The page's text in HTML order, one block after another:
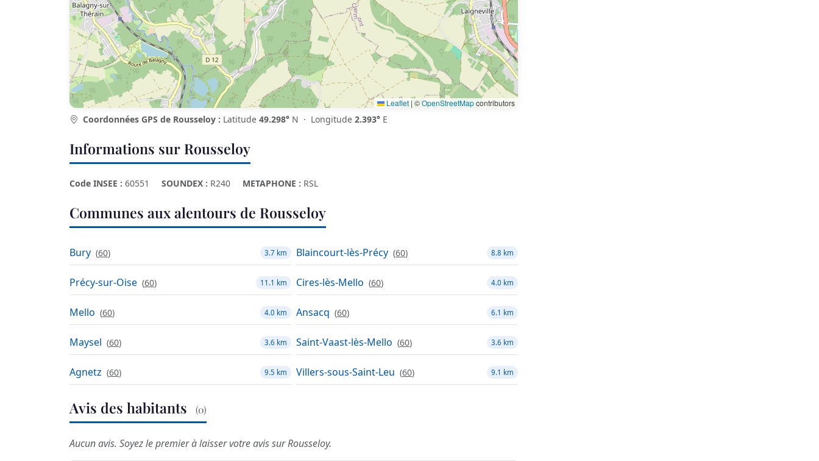
Leaflet | ©OpenStreetMapcontributors
Coordonnées GPS de Rousseloy : Latitude 49.298° N · Longitude 2.393° E
Informations sur Rousseloy
Code INSEE : 60551 SOUNDEX : R240 METAPHONE : RSL
Communes aux alentours de Rousseloy
Bury (60) 3.7 km Blaincourt-lès-Précy (60) 8.8 km
Précy-sur-Oise (60) 11.1 km Cires-lès-Mello (60) 4.0 km
Mello (60) 4.0 km Ansacq (60) 6.1 km
Maysel (60) 3.6 km Saint-Vaast-lès-Mello (60) 3.6 km
Agnetz (60) 9.5 km Villers-sous-Saint-Leu (60) 9.1 km
Avis des habitants (0)
Aucun avis. Soyez le premier à laisser votre avis sur Rousseloy.